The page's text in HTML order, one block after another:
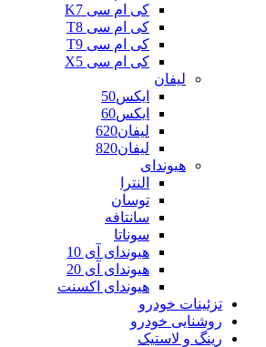
کی ام سی K7
کی ام سی T8
کی ام سی T9
کی ام سی X5
لیفان
ایکس50
ایکس60
لیفان620
لیفان820
هیوندای
النترا
توسان
سانتافه
سوناتا
هیوندای آی 10
هیوندای آی 20
هیوندای اکسنت
تزئینات خودرو
روشنایی خودرو
رینگ و لاستیک